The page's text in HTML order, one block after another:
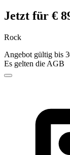
Jetzt für €
Rock
Angebot gültig bis
Es gelten die AGB